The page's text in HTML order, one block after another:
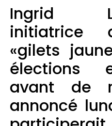
Ingrid
initiatrice
«gilets
élections
avant de
annoncé